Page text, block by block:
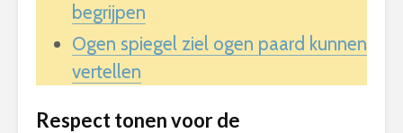
begrijpen
Ogen spiegel ziel ogen paard kunnen
vertellen
Respect tonen voor de